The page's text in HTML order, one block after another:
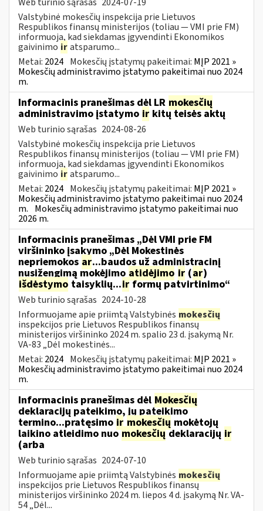
Valstybinė mokesčių inspekcija prie Lietuvos
Respublikos finansų ministerijos (toliau — VMI prie FM)
informuoja, kad siekdamas įgyvendinti Ekonomikos
gaivinimo iratsparumo...
Metai: 2024 Mokesčių įstatymų pakeitimai: MĮP 2021 »
Mokesčių administravimo įstatymo pakeitimai nuo 2024
m.
Informacinis pranešimas dėl LR mokesčių
administravimo įstatymo ir kitų teisės aktų
Web turinio sąrašas 2024-08-26
Valstybinė mokesčių inspekcija prie Lietuvos
Respublikos finansų ministerijos (toliau — VMI prie FM)
informuoja, kad siekdamas įgyvendinti Ekonomikos
gaivinimo iratsparumo...
Metai: 2024 Mokesčių įstatymų pakeitimai: MĮP 2021 »
Mokesčių administravimo įstatymo pakeitimai nuo 2024
m. Mokesčių administravimo įstatymo pakeitimai nuo
2026 m.
Informacinis pranešimas „Dėl VMI prie FM
viršininko įsakymo „Dėl Mokestinės
nepriemokos ar...baudos už administracinį
nusižengimą mokėjimo atidėjimo ir (ar)
išdėstymo taisyklių...irformų patvirtinimo“
Web turinio sąrašas 2024-10-28
Informuojame apie priimtą Valstybinės mokesčių
inspekcijos prie Lietuvos Respublikos finansų
ministerijos viršininko 2024 m. spalio 23 d. įsakymą Nr.
VA-83 „Dėl mokestinės...
Metai: 2024 Mokesčių įstatymų pakeitimai: MĮP 2021 »
Mokesčių administravimo įstatymo pakeitimai nuo 2024
m.
Informacinis pranešimas dėl Mokesčių
deklaracijų pateikimo, jų pateikimo
termino...pratęsimo ir mokesčių mokėtojų
laikino atleidimo nuomokesčiųdeklaracijų ir
(arba
Web turinio sąrašas 2024-07-10
Informuojame apie priimtą Valstybinės mokesčių
inspekcijos prie Lietuvos Respublikos finansų
ministerijos viršininko 2024 m. liepos 4 d. įsakymą Nr. VA-
54 „Dėl...